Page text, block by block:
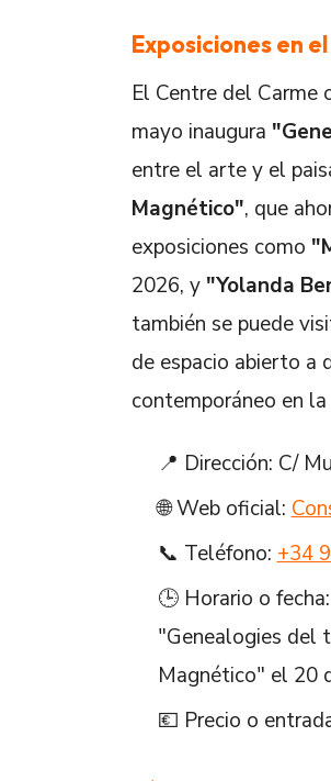
Exposiciones en
El Centre del Carme
mayo inaugura
entre el arte y el
Magnético", que
exposiciones como
2026, y "Yolanda
también se puede
de espacio abierto a
contemporáneo en la
📍 Dirección: C/
🌐 Web oficial:
📞 Teléfono: +34
🕒 Horario o
"Genealogies del
Magnético" el 20
💶 Precio o